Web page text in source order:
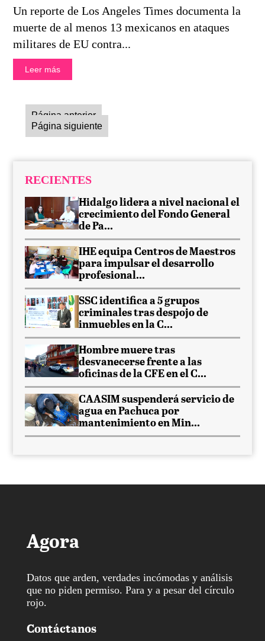
Un reporte de Los Angeles Times documenta la
muerte de al menos 13 mexicanos en ataques
militares de EU contra...
Leer más
Página anterior
Página siguiente
RECIENTES
Hidalgo lidera a nivel nacional el
crecimiento del Fondo General
de Pa...
IHE equipa Centros de Maestros
para impulsar el desarrollo
profesional...
SSC identifica a 5 grupos
criminales tras despojo de
inmuebles en la C...
Hombre muere tras
desvanecerse frente a las
oficinas de la CFE en el C...
CAASIM suspenderá servicio de
agua en Pachuca por
mantenimiento en Min...
Agora
Datos que arden, verdades incómodas y análisis
que no piden permiso. Para y a pesar del círculo
rojo.
Contáctanos